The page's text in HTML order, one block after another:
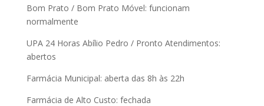
Bom Prato / Bom Prato Móvel: funcionam
normalmente
UPA 24 Horas Abílio Pedro / Pronto Atendimentos:
abertos
Farmácia Municipal: aberta das 8h às 22h
Farmácia de Alto Custo: fechada